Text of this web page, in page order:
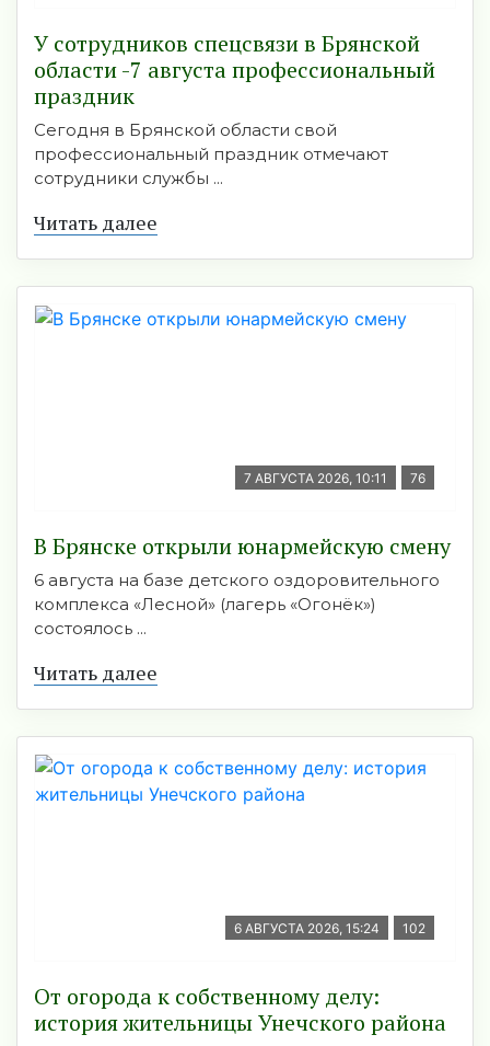
У сотрудников спецсвязи в Брянской
области -7 августа профессиональный
праздник
Сегодня в Брянской области свой
профессиональный праздник отмечают
сотрудники службы ...
Читать далее
7 АВГУСТА 2026, 10:11 76
В Брянске открыли юнармейскую смену
6 августа на базе детского оздоровительного
комплекса «Лесной» (лагерь «Огонёк»)
состоялось ...
Читать далее
6 АВГУСТА 2026, 15:24 102
От огорода к собственному делу:
история жительницы Унечского района